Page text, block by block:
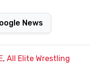
News
, All Elite Wrestling